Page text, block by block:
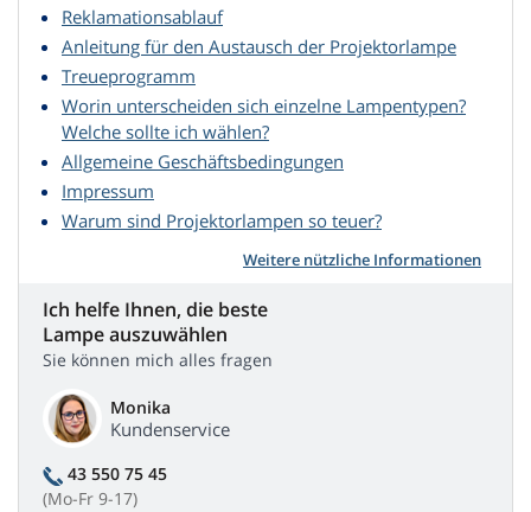
Reklamationsablauf
Anleitung für den Austausch der Projektorlampe
Treueprogramm
Worin unterscheiden sich einzelne Lampentypen?
Welche sollte ich wählen?
Allgemeine Geschäftsbedingungen
Impressum
Warum sind Projektorlampen so teuer?
Weitere nützliche Informationen
Ich helfe Ihnen, die beste
Lampe auszuwählen
Sie können mich alles fragen
Monika
Kundenservice
43 550 75 45
(Mo-Fr 9-17)